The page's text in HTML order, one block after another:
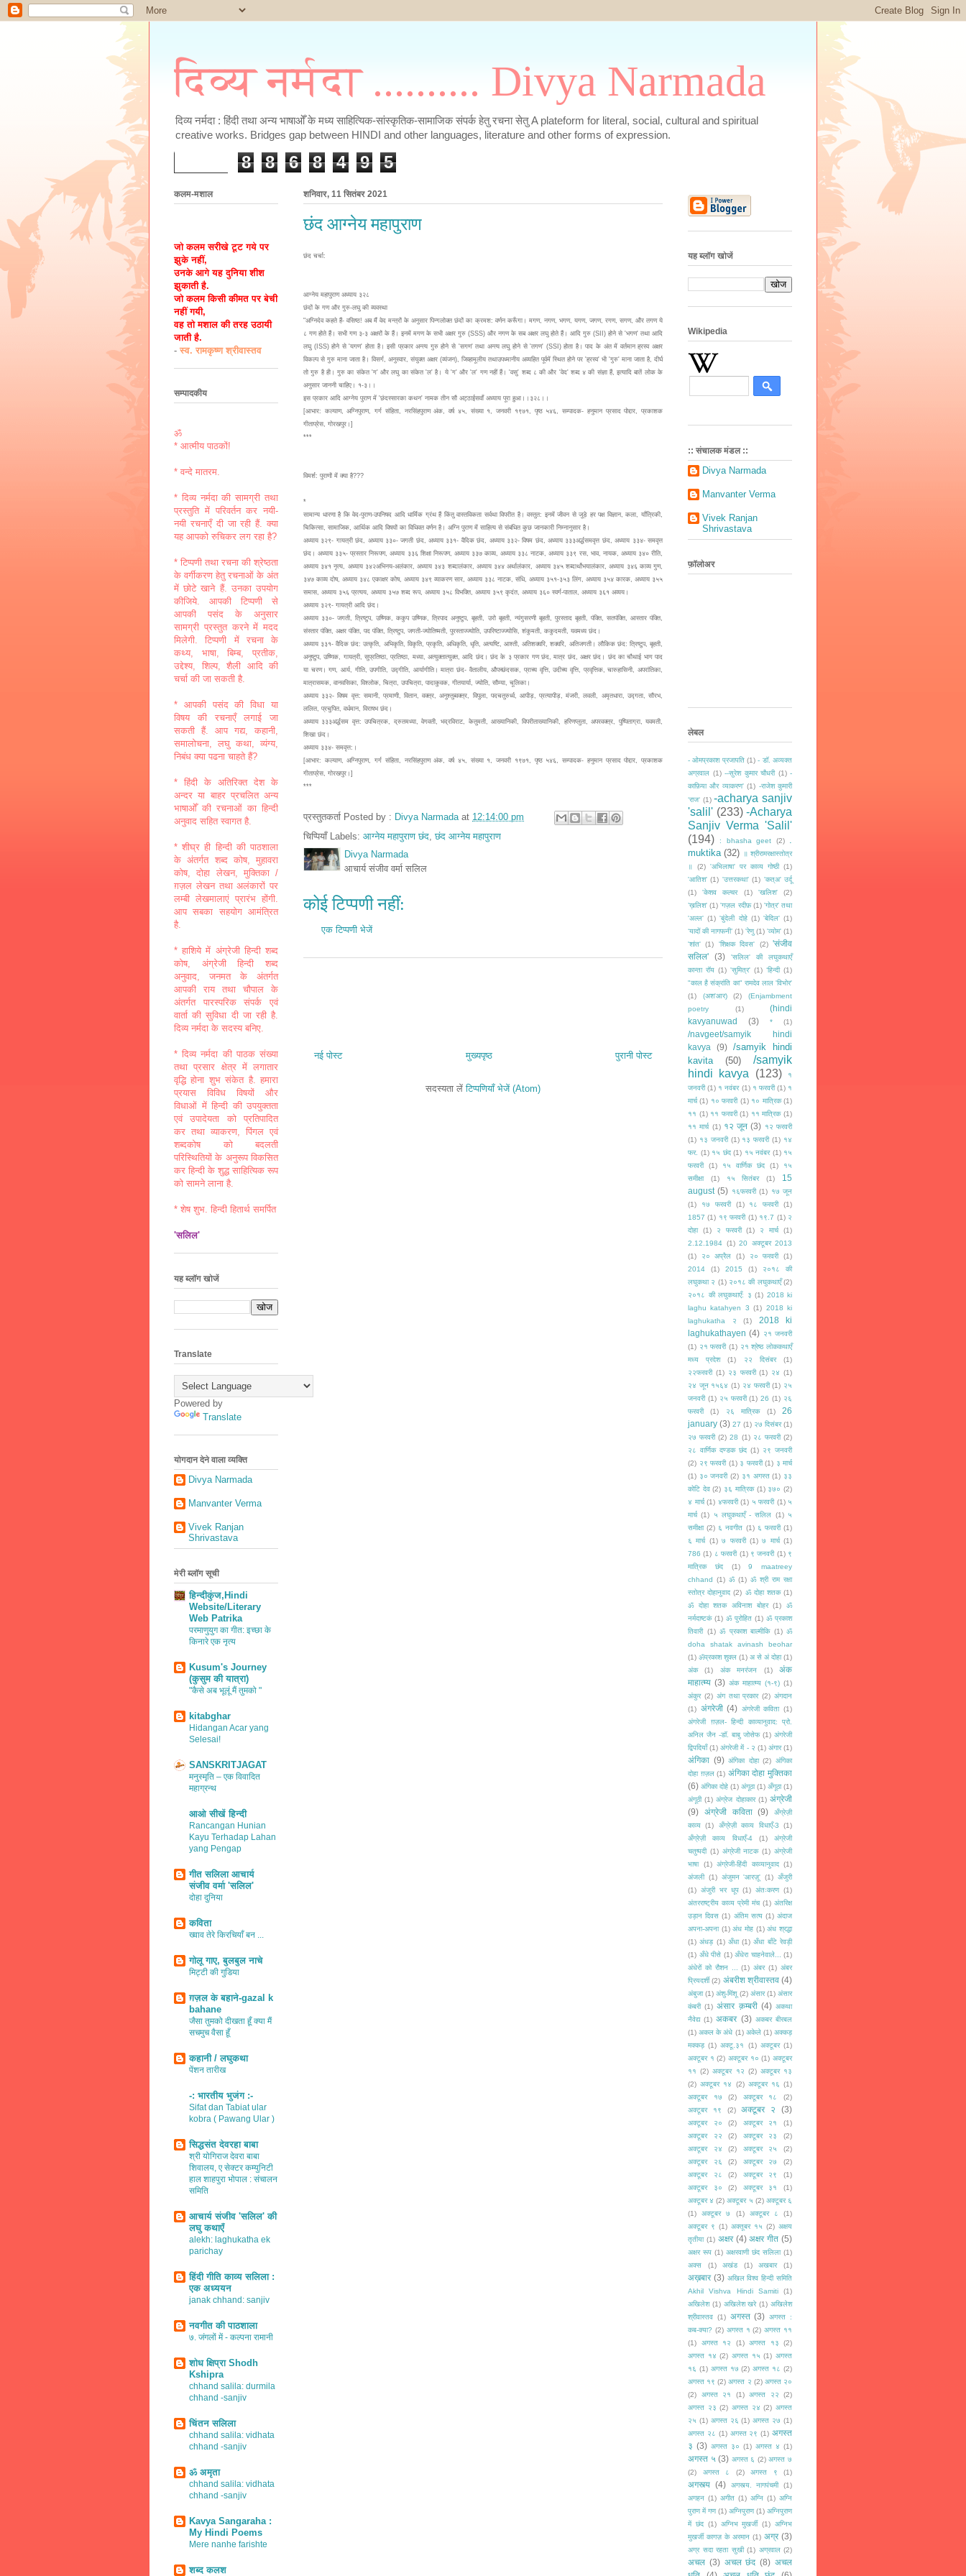
दिव्य नर्मदा .......... Divya Narmada
दिव्य नर्मदा : हिंदी तथा अन्य भाषाओँ के मध्य साहित्यिक-सांस्कृतिक-सामाजिक संपर्क हेतु रचना सेतु A plateform for literal, social, cultural and spiritual
creative works. Bridges gap between HINDI and other languages, literature and other forms of expression.
8 8 6 8 4 9 5
शनिवार, 11 सितंबर 2021
छंद आग्नेय महापुराण
छंद चर्चा:
आग्नेय महापुराण अध्याय ३२८
छंदों के गण और गुरु-लघु की व्यवस्था
"अग्निदेव कहते हैं- वसिष्ठ! अब मैं वेद मन्त्रों के अनुसार पिन्गलोक्त छंदों का क्रमश: वर्णन करूँगा। मगण, नगण, भगण, यगण, जगण, रगण, सगण, और तगण ये
८ गण होते हैं। सभी गण ३-३ अक्षरों के हैं। इनमें मगण के सभी अक्षर गुरु (SSS) और नगण के सब अक्षर लघु होते हैं। आदि गुरु (SII) होने से 'भगण' तथा आदि
लघु (ISS) होने से 'यगण' होता है। इसी प्रकार अन्त्य गुरु होने से 'सगण' तथा अन्त्य लघु होने से 'तगण' (SSI) होता है। पाद के अंत में वर्तमान ह्रस्व अक्षर
विकल्प से गुरु माना जाता है। विसर्ग, अनुस्वार, संयुक्त अक्षर (व्यंजन), जिव्हामूलीय तथाउपध्मानीय अव्यहित पूर्वमें स्थित होने पर 'ह्रस्व' भी 'गुरु' माना जाता है, दीर्घ
तो गुरु है ही। गुरु का संकेत 'ग' और लघु का संकेत 'ल' है। ये 'ग' और 'ल' गण नहीं हैं। 'वसु' शब्द ८ की और 'वेद' शब्द ४ की संज्ञा हैं, इत्यादि बातें लोक के
अनुसार जाननी चाहिए। १-३।।
इस प्रकार आदि आग्नेय पुराण में 'छंदस्सारका कथन' नामक तीन सौ अट्ठाईसवाँ अध्याय पूरा हुआ।।३२८।।
[आभार: कल्याण, अग्निपुराण, गर्ग संहिता, नरसिंहपुराण अंक, वर्ष ४५, संख्या १, जनवरी १९७१, पृष्ठ ५४६, सम्पादक- हनुमान प्रसाद पोद्दार, प्रकाशक
गीताप्रेस, गोरखपुर।]
***
विमर्श: पुराणों में क्या है???
*
सामान्य धारणा है कि वेद-पुराण-उपनिषद आदि धार्मिक ग्रंथ हैं किंतु वास्तविकता सर्वथा विपरीत है। वस्तुत: इनमें जीवन से जुड़े हर पक्ष विज्ञान, कला, याँत्रिकी,
चिकित्सा, सामाजिक, आर्थिक आदि विषयों का विधिवत वर्णन है। अग्नि पुराण में साहित्य से संबंधित कुछ जानकारी निम्नानुसार है।
अध्याय ३२९- गायत्री छंद, अध्याय ३३०- जगती छंद, अध्याय ३३१- वैदिक छंद, अध्याय ३३२- विषम छंद, अध्याय ३३३अर्द्धसमवृत्त छंद, अध्याय ३३४- समवृत्त
छंद। अध्याय ३३५- प्रस्तार निरूपण, अध्याय ३३६ शिक्षा निरूपण, अध्याय ३३७ काव्य, अध्याय ३३८ नाटक, अध्याय ३३९ रस, भाव, नायक, अध्याय ३४० रीति,
अध्याय ३४१ नृत्य, अध्याय ३४२अभिनय-अलंकार, अध्याय ३४३ शब्दालंकार, अध्याय ३४४ अर्थालंकार, अध्याय ३४५ शब्दार्थोभयालंकार, अध्याय ३४६ काव्य गुण,
३४७ काव्य दोष, अध्याय ३४८ एकाक्षर कोष, अध्याय ३४९ व्याकरण सार, अध्याय ३३८ नाटक, संधि, अध्याय ३५१-३५३ लिंग, अध्याय ३५४ कारक, अध्याय ३५५
समास, अध्याय ३५६ प्रत्यय, अध्याय ३५७ शब्द रूप, अध्याय ३५८ विभक्ति, अध्याय ३५९ कृदंत, अध्याय ३६० स्वर्ग-पाताल, अध्याय ३६१ अव्यय।
अध्याय ३२९- गायत्री आदि छंद।
अध्याय ३३०- जगती, त्रिष्टुप, उष्णिक, ककुप उष्णिक, त्रिपाद अनुष्टुप, बृहती, उरो बृहती, न्यंगुसरणी बृहती, पुरस्ताद बृहती, पंक्ति, सतपंक्ति, आस्तार पंक्ति,
संस्तार पंक्ति, अक्षर पंक्ति, पद पंक्ति, त्रिष्टुप, जगती-ज्योतिष्मती, पुरस्ताज्ज्योति, उपरिष्टाज्ज्योसि, शंकुमती, ककुदमती, यवमध्य छंद।
अध्याय ३३१- वैदिक छंद: उत्कृति, अभिकृति, विकृति, प्रकृति, अधिकृति, धृति, अत्यष्टि, आश्ती, अतिशक्वरि, शक्वरि, अतिजगती। लौकिक छंद: त्रिष्टुप, बृहती,
अनुष्टुप, उष्णिक, गायत्री, सुप्रतिष्ठा, प्रतिष्ठा, मध्या, अत्युक्तात्युक्त, आदि छंद। छंद के ३ प्रकार गण छंद, मात्र छंद, अक्षर छंद। छंद का चौथाई भाग पाद
या चरण। गण, आर्य, गीति, उपगीति, उद्गीति, आर्यागीति। मात्रा छंद- वैतालीय, औपच्छंदसक, प्राच्य वृत्ति, उदीच्य वृत्ति, प्रवृत्तिक, चारुहासिनी, अपरांतिका,
मात्रासमक, वानवसिका, विश्लोक, चित्रा, उपचित्रा, पादाकुवक, गीतयार्या, ज्योति, सौम्या, चूलिका।
अध्याय ३३२- विषम वृत्त: समानी, प्रमाणी, वितान, वक्त्र, अनुश्तुब्वक्त्र, विपुला, पदचतुरुर्ध्व, आपीड़, प्रत्यापीड़, मंजरी, लवली, अमृतधारा, उद्गता, सौरभ,
ललित, प्रचुपित, वर्धमान, विराषभ छंद।
अध्याय ३३३अर्द्धसम वृत्त: उपचित्रक, द्रुतमध्या, वेगवती, भद्रविराट, केतुमती, आख्यानिकी, विपरीताख्यानिकी, हरिणप्लुता, अपरवक्त्र, पुष्पिताग्रा, यवमती,
शिखा छंद।
अध्याय ३३४- समवृत्त:।
[आभार: कल्याण, अग्निपुराण, गर्ग संहिता, नरसिंहपुराण अंक, वर्ष ४५, संख्या १, जनवरी १९७१, पृष्ठ ५४६, सम्पादक- हनुमान प्रसाद पोद्दार, प्रकाशक
गीताप्रेस, गोरखपुर।]
***
प्रस्तुतकर्ता Posted by : Divya Narmada at 12:14:00 pm
चिप्पियाँ Labels: आग्नेय महापुराण छंद ,छंद आग्नेय महापुराण
Divya Narmada
आचार्य संजीव वर्मा सलिल
कोई टिप्पणी नहीं:
एक टिप्पणी भेजें
नई पोस्ट पुरानी पोस्ट
मुख्यपृष्ठ
सदस्यता लेंटिप्पणियाँ भेजें (Atom)
कलम-मशाल
जो कलम सरीखे टूट गये पर
झुके नहीं,
उनके आगे यह दुनिया शीश
झुकाती है.
जो कलम किसी कीमत पर बेची
नहीं गयी,
वह तो मशाल की तरह उठायी
जाती है.
- स्व. रामकृष्ण श्रीवास्तव
सम्पादकीय
ॐ
* आत्मीय पाठकों!
* वन्दे मातरम.
* दिव्य नर्मदा की सामग्री तथा
प्रस्तुति में परिवर्तन कर नयी-
नयी रचनाएँ दी जा रही हैं. क्या
यह आपको रुचिकर लग रहा है?
* टिप्पणी तथा रचना की श्रेष्ठता
के वर्गीकरण हेतु रचनाओं के अंत
में छोटे खाने हैं. उनका उपयोग
कीजिये. आपकी टिप्पणी से
आपकी पसंद के अनुसार
सामग्री प्रस्तुत करने में मदद
मिलेगी. टिप्पणी में रचना के
कथ्य, भाषा, बिम्ब, प्रतीक,
उद्देश्य, शिल्प, शैली आदि की
चर्चा की जा सकती है.
* आपकी पसंद की विधा या
विषय की रचनाएँ लगाई जा
सकती हैं. आप गद्य, कहानी,
समालोचना, लघु कथा, व्यंग्य,
निबंध क्या पढना चाहते हैं?
* हिंदी के अतिरिक्त देश के
अन्दर या बाहर प्रचलित अन्य
भाषाओँ की रचनाओं का हिन्दी
अनुवाद सहित स्वागत है.
* शीघ्र ही हिन्दी की पाठशाला
के अंतर्गत शब्द कोष, मुहावरा
कोष, दोहा लेखन, मुक्तिका /
ग़ज़ल लेखन तथा अलंकारों पर
लम्बी लेखमालाएं प्रारंभ होंगी.
आप सबका सहयोग आमंत्रित
है.
* हाशिये में अंग्रेजी हिन्दी शब्द
कोष, अंग्रेजी हिन्दी शब्द
अनुवाद, जनमत के अंतर्गत
आपकी राय तथा चौपाल के
अंतर्गत पारस्परिक संपर्क एवं
वार्ता की सुविधा दी जा रही है.
दिव्य नर्मदा के सदस्य बनिए.
* दिव्य नर्मदा की पाठक संख्या
तथा प्रसार क्षेत्र में लगातार
वृद्धि होना शुभ संकेत है. हमारा
प्रयास विविध विषयों और
विधाओं में हिन्दी की उपयुक्तता
एवं उपादेयता को प्रतिपादित
कर तथा व्याकरण, पिंगल एवं
शब्दकोष को बदलती
परिस्थितियों के अनुरूप विकसित
कर हिन्दी के शुद्ध साहित्यिक रूप
को सामने लाना है.
* शेष शुभ. हिन्दी हितार्थ समर्पित
'सलिल'
यह ब्लॉग खोजें
Translate
Powered by
Translate
योगदान देने वाला व्यक्ति
Divya Narmada
Manvanter Verma
Vivek Ranjan
Shrivastava
मेरी ब्लॉग सूची
हिन्दीकुंज,Hindi
Website/Literary
Web Patrika
परमाणुयुग का गीत: इच्छा के
किनारे एक नृत्य
Kusum's Journey
(कुसुम की यात्रा)
"कैसे अब भूलूं मैं तुमको "
kitabghar
Hidangan Acar yang
Selesai!
SANSKRITJAGAT
मनुस्मृति – एक विवादित
महाग्रन्थ
आओ सीखें हिन्दी
Rancangan Hunian
Kayu Terhadap Lahan
yang Pengap
गीत सलिला आचार्य
संजीव वर्मा 'सलिल'
दोहा दुनिया
कविता
ख्वाव तेरे किरचियाँ बन ...
गोलू गाए, बुलबुल नाचे
मिट्टी की गुडिया
ग़ज़ल के बहाने-gazal k
bahane
जैसा तुमको दीखता हूँ क्या मैं
सचमुच वैसा हूँ
कहानी / लघुकथा
पेंशन तारीख
-: भारतीय भुजंग :-
Sifat dan Tabiat ular
kobra ( Pawang Ular )
सिद्धसंत देवरहा बाबा
श्री योगिराज देवरा बाबा
शिवालय, ए सेक्टर कम्युनिटी
हाल शाहपुरा भोपाल : संचालन
समिति
आचार्य संजीव 'सलिल' की
लघु कथाएँ
alekh: laghukatha ek
parichay
हिंदी गीति काव्य सलिला :
एक अध्ययन
janak chhand: sanjiv
नवगीत की पाठशाला
७. जंगलों में - कल्पना रामानी
शोध क्षिप्रा Shodh
Kshipra
chhand salila: durmila
chhand -sanjiv
चिंतन सलिला
chhand salila: vidhata
chhand -sanjiv
ॐ अमृता
chhand salila: vidhata
chhand -sanjiv
Kavya Sangaraha :
My Hindi Poems
Mere nanhe farishte
शब्द कलश
यह ब्लॉग खोजें
Wikipedia
:: संचालक मंडल ::
Divya Narmada
Manvanter Verma
Vivek Ranjan
Shrivastava
फ़ॉलोअर
लेबल
- ओमप्रकाश प्रजापति (1) - डॉ. अव्यक्त
अग्रवाल (1) --सुरेश कुमार चौधरी (1) -
काफ़िया और व्याकरण' (1) -राजेश कुमारी
‘राज‘ (1) -acharya sanjiv
'salil' (233) -Acharya
Sanjiv Verma 'Salil'
(194)
: bhasha geet (2)
muktika (32)
॥ श्रीरामरक्षास्तोत्र
॥
(2) 'अभिलाषा' पर काव्य गोष्ठी (1)
'आतिश' (1) 'उत्तरकथा' (1) 'कत्अ' उर्दू
(1)
'केशव कल्चर (1) 'खलिश'
(2)
’ख़लिश' (1) 'गज़ल रदीफ़ (1) 'गोत्र' तथा
'अल्ल' (1) 'बुंदेली दोहे (1) 'बेदिल' (1)
‘यादों की नागफनी’ (1) 'रेणु (1) 'व्योम' (1)
'शांत' (1) 'शिक्षक दिवस' (2) 'संजीव
सलिल'
(3)
'सलिल' की लघुकथाएँ
कान्ता रॉय (1) 'सुमित्र' (1) ‘हिन्दी (1)
"काल है संक्रांति का" रामदेव लाल 'विभोर'
(1)
(अश'आर) (2)
(Enjambment
poetry
(1)
(hindi
kavyanuwad
(3) * (1)
/navgeet/samyik hindi
kavya
(9)
/samyik hindi
kavita
(50)
/samyik
hindi kavya
(123)
१
जनवरी (1) १ नवंबर (1) १ फरवरी (1) १
मार्च (1) १० फरवरी (1) १० मात्रिक (1)
११ (1) ११ फरवरी (1) ११ मात्रिक (1)
११ मार्च (1) १२ जून (3) १२ फरवरी
(1) १३ जनवरी (1) १३ फरवरी (1) १४
फर. (1) १५ छंद (1) १५ नवंबर (1) १५
फरवरी
(1) १५ वार्णिक छंद (1)
१५
समीक्षा
(1) १५ सितंबर (1)
15
august (5) १६फरवरी (1) १७ जून
(1)
१७ फरवरी (1) १८ फरवरी
(1)
1857 (1) १९ फरवरी (1) १९.7 (1) २
दोहा
(1) २ फरवरी (1) २ मार्च
(1)
2.12.1984 (1) 20 अक्टूबर 2013
(1)
२० अप्रैल (1) २० फरवरी
(1)
2014
(1) 2015 (1)
२०१८ की
लघुकथा २ (1) २०१८ की लघुकथाएँ (2)
२०१८ की लघुकथाएँ: ३ (1) 2018 ki
laghu katahyen 3 (1) 2018 ki
laghukatha २
(1)
2018 ki
laghukathayen (4) २१ जनवरी
(1) २१ फरवरी (1) २१ श्रेष्ठ लोककथाएँ
मध्य प्रदेश
(1) २२ दिसंबर
(1)
२२फरवरी (1) २३ फरवरी (1) २४ (1)
२४ जून १५६४ (1) २४ फरवरी (1) २५
जनवरी (1) २५ फरवरी (1) 26 (1) २६
फरवरी
(1) २६ मात्रिक (1)
26
january (3) 27 (1) २७ दिसंबर (1)
२७ फरवरी (2) 28 (1) २८ फरवरी (2)
२८ वार्णिक दण्डक छंद (1) २९ जनवरी
(2) २९ फरवरी (1) ३ फरवरी (1) ३ मार्च
(1) ३० जनवरी (2) ३१ अगस्त (1) ३३
कोटि देव (2) ३६ मात्रिक (1) ३७० (2)
४ मार्च (1) ४फरवरी (1) ५ फरवरी (1) ५
मार्च (1) ५ लघुकथाएँ - सलिल (1) ५
समीक्षा (2) ६ नवगीत (1) ६ फरवरी (1)
६ मार्च (1) ७ फरवरी (1) ७ मार्च (1)
786 (1) ८ फरवरी (1) ९ जनवरी (1) ९
मात्रिक छंद
(1)
9 maatreey
chhand (1) ॐ (1) ॐ श्री राम रक्षा
स्तोत्र दोहानुवाद (2) ॐ दोहा शतक (1)
ॐ दोहा शतक अविनाश बोहर
(1)
ॐ
नर्मदाष्टकं (1) ॐ पुरोहित (1) ॐ प्रकाश
तिवारी (1) ॐ प्रकाश बाल्मीकि (1) ॐ
doha shatak avinash beohar
(1) ॐप्रकाश शुक्ल (1) अ से अं दोहा (1)
अंक
(1) अंक मनरंजन (1)
अंक
माहात्म्य (3) अंक माहात्म्य (१-९) (1)
अंकुर (2) अंग तथा प्रकार (2) अंगदान
(1) अंगरेजी (4) अंगरेजी कविता (1)
अंगरेजी ग़ज़ल- हिन्दी काव्यानुवाद: प्रो.
अनिल जैन -डॉ. बाबु जोसेफ (1) अंगरेजी
द्विपदियाँ (1) अंगरेजी में - २ (1) अंगार (1)
अंगिका (9) अंगिका दोहा (2) अंगिका
दोहा ग़ज़ल (1) अंगिका दोहा मुक्तिका
(6) अंगिका दोहे (1) अंगूठा (1) अँगूठा (1)
अंगूठी (1) अंग्रेज दोहाकार (1) अंग्रेजी
(9)
अंग्रेजी कविता (9)
अँग्रेज़ी
काव्य (1) अँग्रेज़ी काव्य विधाएँ-3
(1)
अँग्रेज़ी काव्य विधाएँ-4
(1)
अंग्रेजी
चतुष्पदी (1) अंग्रेजी नाटक (1) अंग्रेजी
भाषा
(1) अंग्रेजी-हिंदी काव्यानुवाद (1)
अंजली (1) अंजुमन 'आरज़ू' (1) अँजुरी
(1) अंजुरी भर धूप (1) अंतःकरण (1)
अंतरराष्ट्रीय काव्य प्रेमी मंच (1) अंतरिक्ष
उड़ान दिवस (1) अंतिम सत्य (1) अंदाज
अपना-अपना (1) अंध मोह (1) अंध श्रद्धा
(1) अंधड़ (1) अँधा (1) अँधा बाँटे रेवड़ी
(1) अँधे पीसे (1) अँधेरा चाहनेवाले...
(1)
अंधेरों को रौशन ...
(1) अंबर (1) अंबर
प्रियदर्शी (2) अंबरीश श्रीवास्तव (4)
अंबुजा (1) अंशु-मिंशू (2) अंसार (1) अंसार
कंबरी (1) अंसार क़म्बरी (4) अकथा
नैवेद्य (1) अकबर (3) अकबर बीरबल
(1) अकल के अंधे (1) अकेले (1) अक्कड़
मक्कड़ (1) अक्टू.३१ (1) अक्टूबर (1)
अक्टूबर १ (2) अक्टूबर १० (1) अक्टूबर
११ (2) अक्टूबर १२ (2) अक्टूबर १३
(2) अक्टूबर १४ (2) अक्टूबर १६ (1)
अक्टूबर १७
(2) अक्टूबर १८
(2)
अक्टूबर १९
(2) अक्टूबर २ (3)
अक्टूबर २० (2) अक्टूबर २१
(1)
अक्टूबर २२
(2) अक्टूबर २३
(2)
अक्टूबर २४
(2) अक्टूबर २५
(2)
अक्टूबर २६
(2) अक्टूबर २७
(2)
अक्टूबर २८
(2) अक्टूबर २९
(1)
अक्टूबर ३०
(2) अक्टूबर ३१
(1)
अक्टूबर ४ (2) अक्टूबर ५ (2) अक्टूबर ६
(1)
अक्टूबर ७ (1) अक्टूबर ८
(1)
अक्टूबर ९ (1) अक्तूबर १५ (2) अक्षय
तृतीया (1) अक्षर (4) अक्षर गीत (5)
अक्षर रूप (1) अक्षरवाणी छंद सलिला (1)
अक्स
(1) अखंड (1) अखबार (1)
अख़बार (3) अखिल विश्व हिन्दी समिति
Akhil Vishva Hindi Samiti
(1)
अखिलेश (1) अखिलेश खरे (1) अखिलेश
श्रीवास्तव (1) अगस्त (3) अगस्त :
कब-क्या? (2) अगस्त १ (2) अगस्त ११
(1)
अगस्त १२ (1) अगस्त १३
(2)
अगस्त १४ (2) अगस्त १५ (1) अगस्त
१६ (1) अगस्त १७ (2) अगस्त १८ (2)
अगस्त १९ (2) अगस्त २ (2) अगस्त २०
(2)
अगस्त २१ (1) अगस्त २२
(2)
अगस्त २३ (2) अगस्त २४ (2) अगस्त
२५ (1) अगस्त २६ (1) अगस्त २७ (1)
अगस्त २८ (1) अगस्त २९ (1) अगस्त
३ (3) अगस्त ३० (1) अगस्त ४ (1)
अगस्त ५ (3) अगस्त ६ (2) अगस्त ७
(2)
अगस्त ८ (2) अगस्त ९ (1)
अगस्त्य (4) अगस्त्य. नागपंचमी
(1)
अगहन (1) अगीत (1) अग्नि (1) अग्नि
पुराण में गण (1) अग्निपुराण (1) अग्निपुराण
में छंद (1) अग्निभ मुखर्जी (1) अग्निभ
मुखर्जी कागज़ के अरमान (1) अग्र (3)
अग्र सदा रहता सुखी (1) अग्रवाल (2)
अचल (3) अचल छंद (8) अचल